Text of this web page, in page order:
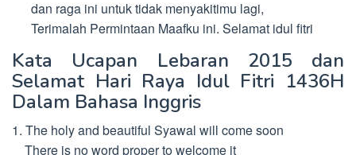
dan raga ini untuk tidak menyakitimu lagi,
Terimalah Permintaan Maafku ini. Selamat idul fitri
Kata Ucapan Lebaran 2015 dan
Selamat Hari Raya Idul Fitri 1436H
Dalam Bahasa Inggris
1. The holy and beautiful Syawal will come soon
There is no word proper to welcome it